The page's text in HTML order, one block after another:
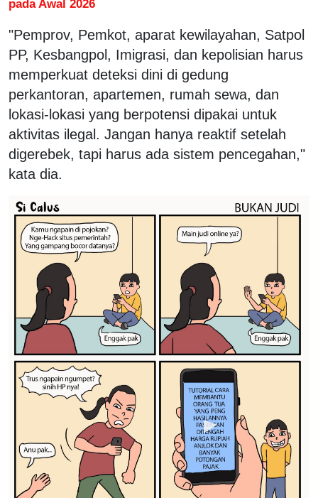
pada Awal 2026
"Pemprov, Pemkot, aparat kewilayahan, Satpol
PP, Kesbangpol, Imigrasi, dan kepolisian harus
memperkuat deteksi dini di gedung
perkantoran, apartemen, rumah sewa, dan
lokasi-lokasi yang berpotensi dipakai untuk
aktivitas ilegal. Jangan hanya reaktif setelah
digerebek, tapi harus ada sistem pencegahan,"
kata dia.